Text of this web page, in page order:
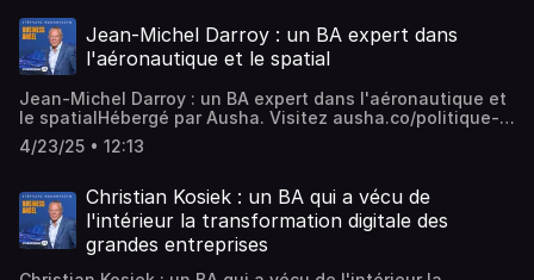
Jean-Michel Darroy : un BA expert dans
l'aéronautique et le spatial
Jean-Michel Darroy : un BA expert dans l'aéronautique et
le spatialHébergé par Ausha. Visitez ausha.co/politique-
de-confidentialite pour plus d'informations.
4/23/25 • 12:13
Christian Kosiek : un BA qui a vécu de
l'intérieur la transformation digitale des
grandes entreprises